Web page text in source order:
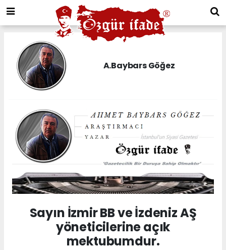
A.Baybars Göğez
Sayın İzmir BB ve İzdeniz AŞ
yöneticilerine açık
mektubumdur.